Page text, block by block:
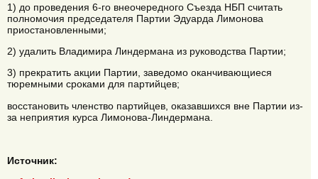
1) до проведения 6-го внеочередного Съезда НБП считать
полномочия председателя Партии Эдуарда Лимонова
приостановленными;
2) удалить Владимира Линдермана из руководства Партии;
3) прекратить акции Партии, заведомо оканчивающиеся
тюремными сроками для партийцев;
восстановить членство партийцев, оказавшихся вне Партии из-
за неприятия курса Лимонова-Линдермана.
Источник: